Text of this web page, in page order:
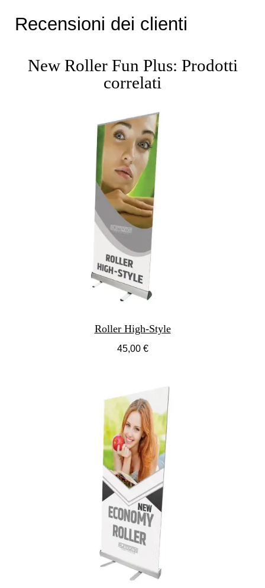
Recensioni dei clienti
New Roller Fun Plus: Prodotti
correlati
Roller High-Style
45,00 €